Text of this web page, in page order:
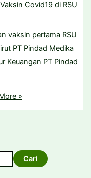
Vaksin Covid19 di RSU
vaksin pertama RSU
PT Pindad Medika
Keuangan PT Pindad
»
Cari